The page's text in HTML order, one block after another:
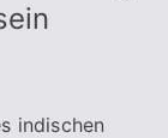
indischen